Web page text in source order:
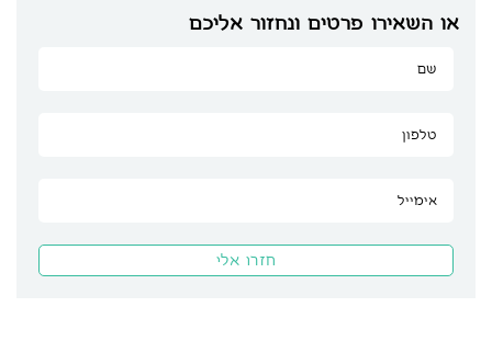
או השאירו פרטים ונחזור אליכם